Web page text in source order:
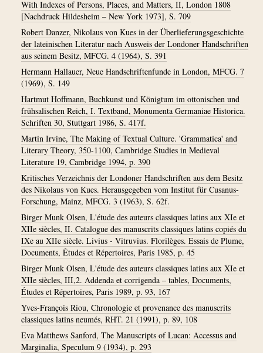
With Indexes of Persons, Places, and Matters, II, London 1808
[Nachdruck Hildesheim – New York 1973], S. 709
Robert Danzer, Nikolaus von Kues in der Überlieferungsgeschichte
der lateinischen Literatur nach Ausweis der Londoner Handschriften
aus seinem Besitz, MFCG. 4 (1964), S. 391
Hermann Hallauer, Neue Handschriftenfunde in London, MFCG. 7
(1969), S. 149
Hartmut Hoffmann, Buchkunst und Königtum im ottonischen und
frühsalischen Reich, I. Textband, Monumenta Germaniae Historica.
Schriften 30, Stuttgart 1986, S. 417f.
Martin Irvine, The Making of Textual Culture. 'Grammatica' and
Literary Theory, 350-1100, Cambridge Studies in Medieval
Literature 19, Cambridge 1994, p. 390
Kritisches Verzeichnis der Londoner Handschriften aus dem Besitz
des Nikolaus von Kues. Herausgegeben vom Institut für Cusanus-
Forschung, Mainz, MFCG. 3 (1963), S. 62f.
Birger Munk Olsen, L'étude des auteurs classiques latins aux XIe et
XIIe siècles, II. Catalogue des manuscrits classiques latins copiés du
IXe au XIIe siècle. Livius - Vitruvius. Florilèges. Essais de Plume,
Documents, Études et Répertoires, Paris 1985, p. 45
Birger Munk Olsen, L'étude des auteurs classiques latins aux XIe et
XIIe siècles, III,2. Addenda et corrigenda – tables, Documents,
Études et Répertoires, Paris 1989, p. 93, 167
Yves-François Riou, Chronologie et provenance des manuscrits
classiques latins neumés, RHT. 21 (1991), p. 89, 108
Eva Matthews Sanford, The Manuscripts of Lucan: Accessus and
Marginalia, Speculum 9 (1934), p. 293